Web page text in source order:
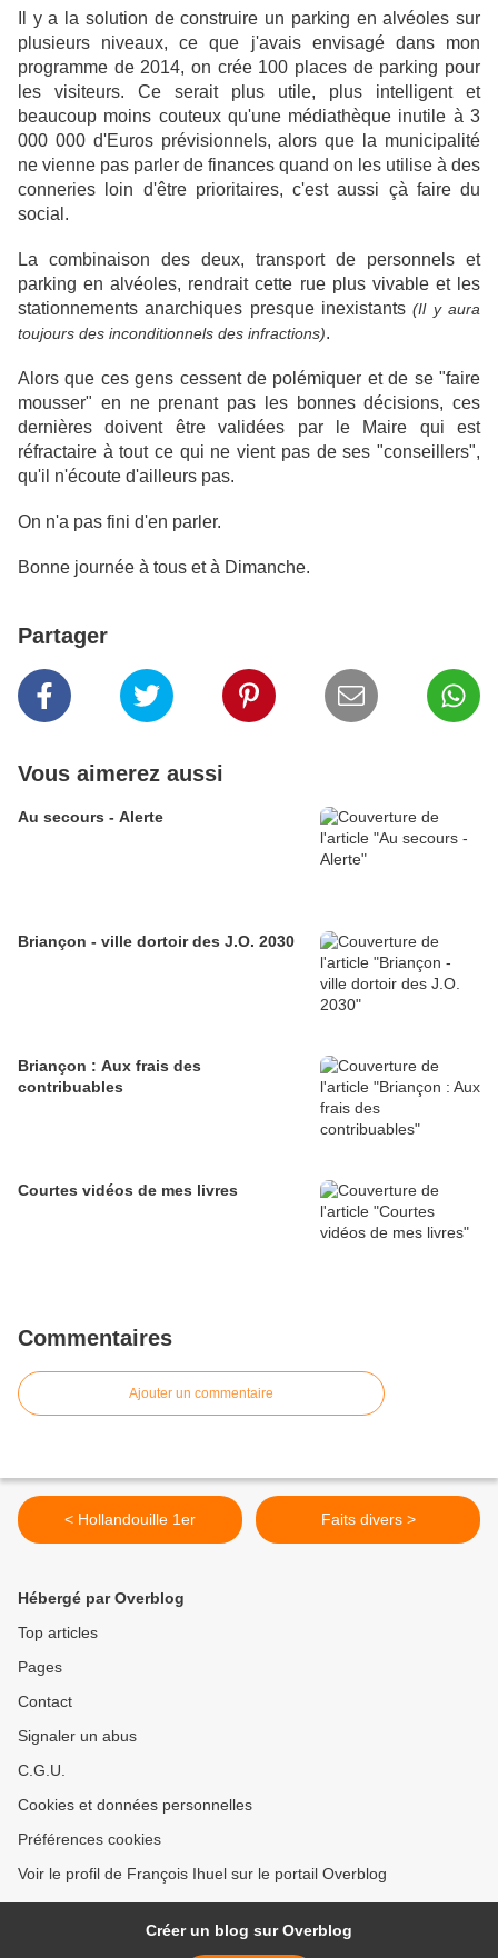
Il y a la solution de construire un parking en alvéoles sur
plusieurs niveaux, ce que j'avais envisagé dans mon
programme de 2014, on crée 100 places de parking pour
les visiteurs. Ce serait plus utile, plus intelligent et
beaucoup moins couteux qu'une médiathèque inutile à 3
000 000 d'Euros prévisionnels, alors que la municipalité
ne vienne pas parler de finances quand on les utilise à des
conneries loin d'être prioritaires, c'est aussi çà faire du
social.
La combinaison des deux, transport de personnels et
parking en alvéoles, rendrait cette rue plus vivable et les
stationnements anarchiques presque inexistants(Il y aura
toujours des inconditionnels des infractions).
Alors que ces gens cessent de polémiquer et de se "faire
mousser" en ne prenant pas les bonnes décisions, ces
dernières doivent être validées par le Maire qui est
réfractaire à tout ce qui ne vient pas de ses "conseillers",
qu'il n'écoute d'ailleurs pas.
On n'a pas fini d'en parler.
Bonne journée à tous et à Dimanche.
Partager
Vous aimerez aussi
Au secours - Alerte
Briançon - ville dortoir des J.O. 2030
Briançon : Aux frais des
contribuables
Courtes vidéos de mes livres
Commentaires
Ajouter un commentaire
< Hollandouille 1er Faits divers >
Hébergé par Overblog
Top articles
Pages
Contact
Signaler un abus
C.G.U.
Cookies et données personnelles
Préférences cookies
Voir le profil de François Ihuel sur le portail Overblog
Créer un blog sur Overblog